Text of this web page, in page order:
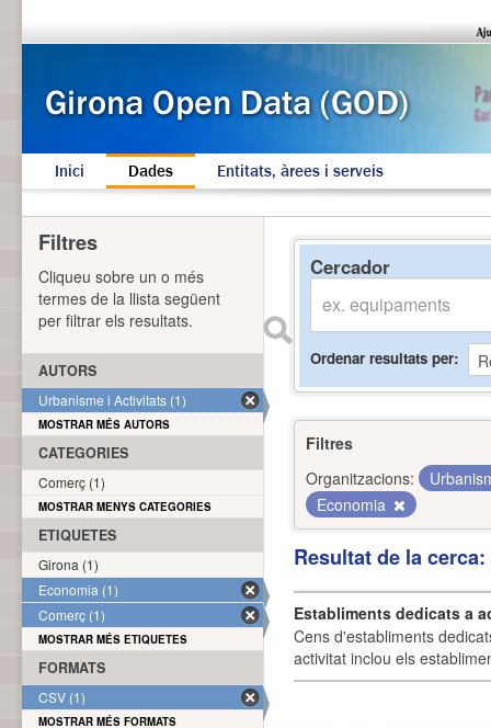
Inici Dades Entitats, àrees i serveis
Cercador
Ordenar resultats per
Filtres
Organitzacions:
Economia
Resultat de la
Establiments dedicats a
Cens d'establiments
activitat inclou els
Filtres
Cliqueu sobre un o més
termes de la llista següent
per filtrar els resultats.
AUTORS
Urbanisme i Activitats (1)
MOSTRAR MÉS AUTORS
CATEGORIES
Comerç (1)
MOSTRAR MENYS CATEGORIES
ETIQUETES
Girona (1)
Economia (1)
Comerç (1)
MOSTRAR MÉS ETIQUETES
FORMATS
CSV (1)
MOSTRAR MÉS FORMATS